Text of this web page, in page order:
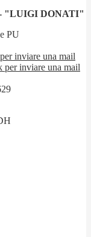
"LUIGI DONATI"
PU
inviare una mail
per inviare una mail